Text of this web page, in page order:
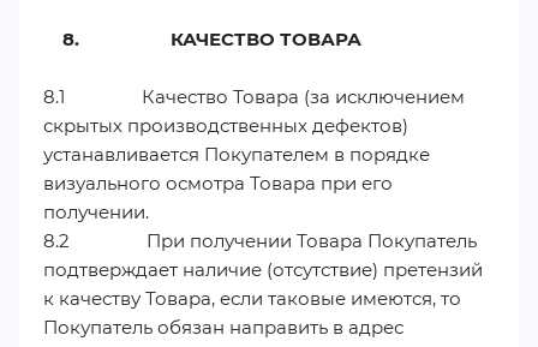
8. КАЧЕСТВО ТОВАРА
8.1 Качество Товара (за исключением
скрытых производственных дефектов)
устанавливается Покупателем в порядке
визуального осмотра Товара при его
получении.
8.2 При получении Товара Покупатель
подтверждает наличие (отсутствие) претензий
к качеству Товара, если таковые имеются, то
Покупатель обязан направить в адрес